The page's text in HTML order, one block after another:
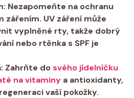
Nezapomeňte na ochranu
zářením. UV záření může
vyplněné rty, takže dobrý
nebo rtěnka s SPF je
Zahrňte do svého jídelníčku
na vitaminy a antioxidanty,
vaší pokožky.